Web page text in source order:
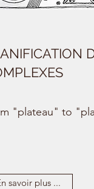
"plateau" to
savoir plus ...